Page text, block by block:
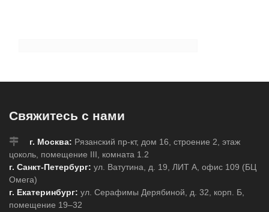
Свяжитесь с нами
г. Москва: Рязанский пр-кт, дом 16, строение 2, этаж
цоколь, помещение III, комната 1.2
г. Санкт-Петербург: ул. Ватутина, д. 19, ЛИТ А, офис 109 (БЦ
Омега)
г. Екатеринбург: ул. Серафимы Дерябиной, д. 32, корп. Б,
помещение 19–32